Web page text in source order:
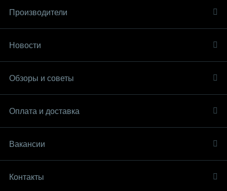
Производители
Новости
Обзоры и советы
Оплата и доставка
Вакансии
Контакты